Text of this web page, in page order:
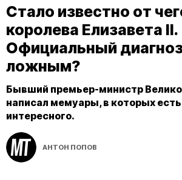
Стало известно от
королева Елизавета II.
Официальный
ложным?
Бывший премьер-министр
написал мемуары, в которых
интересного.
АНТОН ПОПОВ